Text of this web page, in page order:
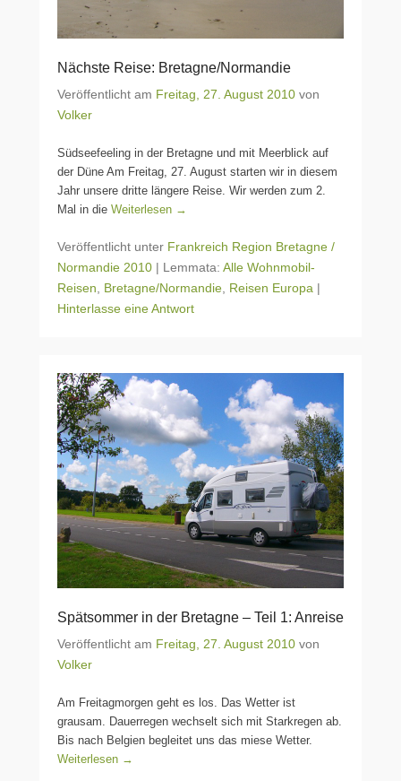
Nächste Reise: Bretagne/Normandie
Veröffentlicht am Freitag, 27. August 2010 von
Volker
Südseefeeling in der Bretagne und mit Meerblick auf
der Düne Am Freitag, 27. August starten wir in diesem
Jahr unsere dritte längere Reise. Wir werden zum 2.
Mal in die Weiterlesen →
Veröffentlicht unter Frankreich Region Bretagne /
Normandie 2010 | Lemmata: Alle Wohnmobil-
Reisen
Bretagne/Normandie Reisen Europa |
Hinterlasse eine Antwort
Spätsommer in der Bretagne – Teil 1: Anreise
Veröffentlicht am Freitag, 27. August 2010 von
Volker
Am Freitagmorgen geht es los. Das Wetter ist
grausam. Dauerregen wechselt sich mit Starkregen ab.
Bis nach Belgien begleitet uns das miese Wetter.
Weiterlesen →